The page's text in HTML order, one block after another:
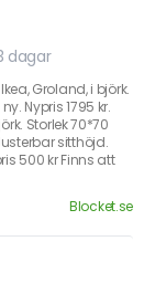
dagar
Groland, i björk.
Nypris 1795 kr.
Storlek 70*70
sitthöjd.
500 kr Finns att
Blocket.se